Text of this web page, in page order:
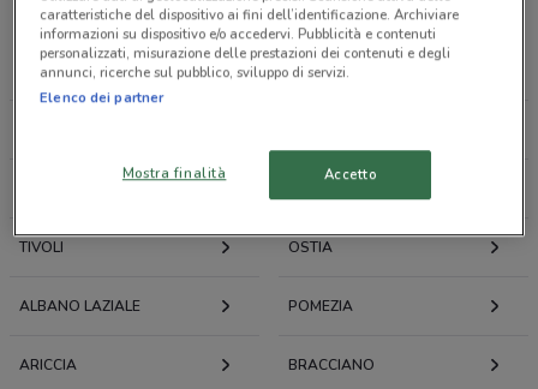
Offerte volantini e cataloghi per città nelle vicinanze
ROMA FIUMICINO
TIVOLI OSTIA
ALBANO LAZIALE POMEZIA
ARICCIA BRACCIANO
caratteristiche del dispositivo ai fini dell’identificazione. Archiviare
informazioni su dispositivo e/o accedervi. Pubblicità e contenuti
personalizzati, misurazione delle prestazioni dei contenuti e degli
annunci, ricerche sul pubblico, sviluppo di servizi.
Elenco dei partner
Mostra finalità Accetto